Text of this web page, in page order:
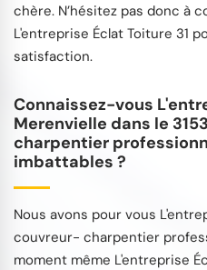
chère. N’hésitez pas donc à
L'entreprise Éclat Toiture 31
satisfaction.
Connaissez-vous
Merenvielle dans le
charpentier
imbattables ?
Nous avons pour vous
couvreur- charpentier
moment même L'entreprise